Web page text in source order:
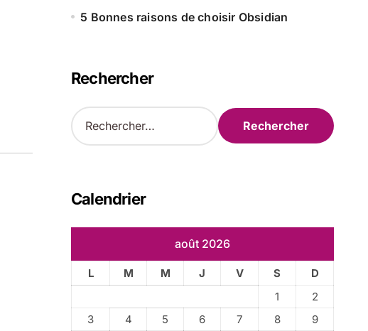
5 Bonnes raisons de choisir Obsidian
Rechercher
R
e
r
c
:
Calendrier
août 2026
L M M J V S
D
1
2
3
4 5 6 7 8
9